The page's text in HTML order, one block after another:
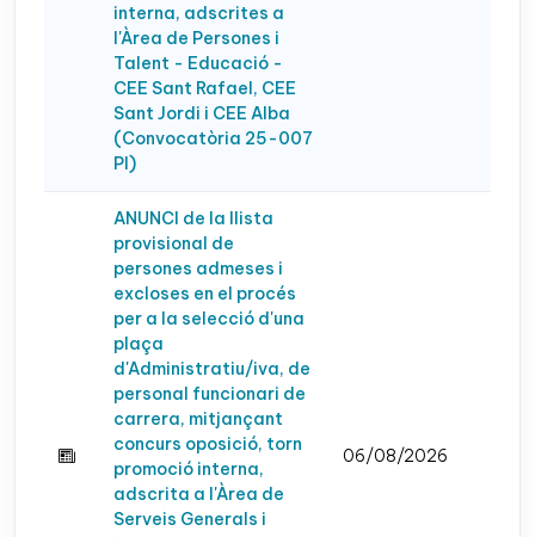
interna, adscrites a
l'Àrea de Persones i
Talent - Educació -
CEE Sant Rafael, CEE
Sant Jordi i CEE Alba
(Convocatòria 25-007
PI)
ANUNCI de la llista
provisional de
persones admeses i
excloses en el procés
per a la selecció d'una
plaça
d'Administratiu/iva, de
personal funcionari de
carrera, mitjançant
concurs oposició, torn
promoció interna,
adscrita a l'Àrea de
Serveis Generals i
06/08/2026